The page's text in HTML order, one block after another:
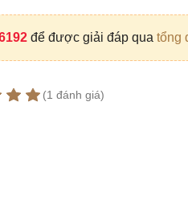
để được giải đáp qua tổng
(1 đánh giá)